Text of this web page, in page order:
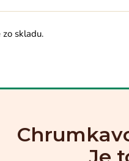
zo skladu.